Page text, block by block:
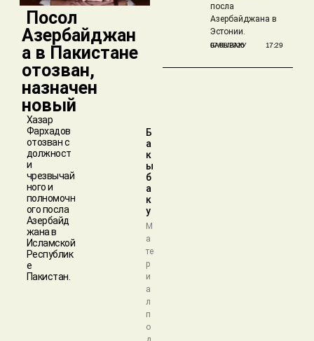
​ Посол
Азербайджан
а в Пакистане
отозван,
назначен
новый
Хазар
Фархадов
отозван с
должност
и
чрезвычай
ного и
полномочн
ого посла
Азербайд
жана в
Исламской
Республик
е
Пакистан.
Б
а
к
ы
б
а
к
у
М
а
те
р
и
а
л
п
о
посла
Азербайджана в
Эстонии.
БАКЫБАКУ
07/08/2026 17:29